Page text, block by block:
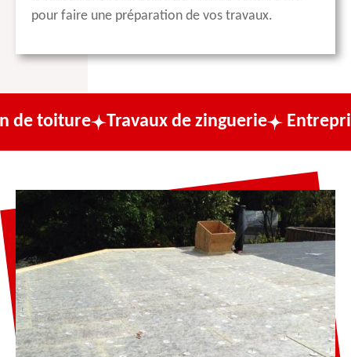
pour faire une préparation de vos travaux.
Travaux de zinguerie Entreprise de